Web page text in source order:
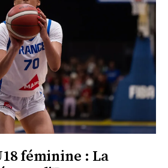
féminine : La